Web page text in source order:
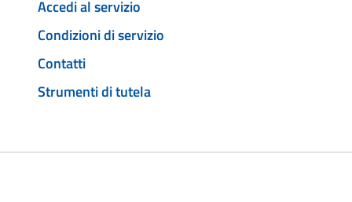
Accedi al servizio
Condizioni di servizio
Contatti
Strumenti di tutela